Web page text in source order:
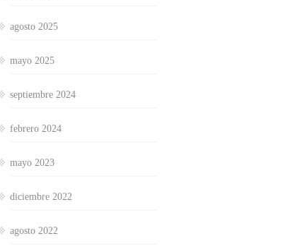
agosto 2025
mayo 2025
septiembre 2024
febrero 2024
mayo 2023
diciembre 2022
agosto 2022